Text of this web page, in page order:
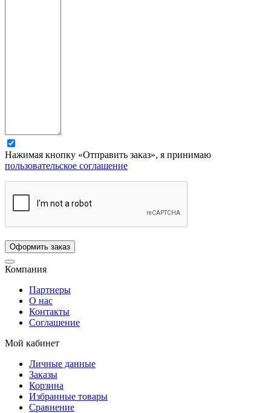
Нажимая кнопку «Отправить заказ», я принимаю
пользовательское соглашение
Компания
Партнеры
О нас
Контакты
Соглашение
Мой кабинет
Личные данные
Заказы
Корзина
Избранные товары
Сравнение